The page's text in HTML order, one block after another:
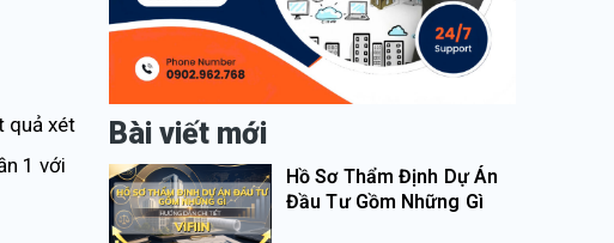
quả xét
1 với
Bài viết mới
Hồ Sơ Thẩm Định Dự Án
Đầu Tư Gồm Những Gì